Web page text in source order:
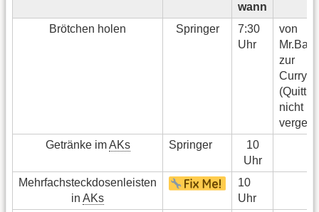
wann
Brötchen holen Springer
7:30
Uhr
von
zur
nicht
Getränke imAKs Springer
10
Uhr
Mehrfachsteckdosenleisten
in AKs
10
Uhr